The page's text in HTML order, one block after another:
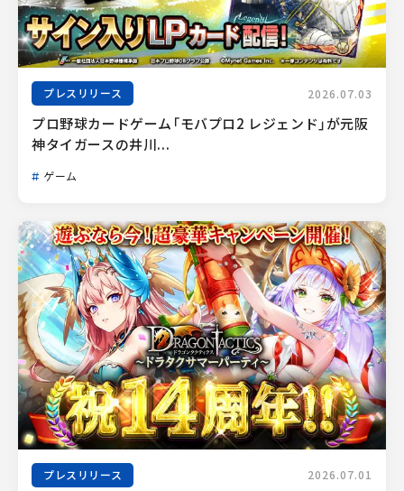
プレスリリース 2026.07.03
プロ野球カードゲーム「モバプロ2 レジェンド」が元阪
神タイガースの井川...
ゲーム
プレスリリース 2026.07.01